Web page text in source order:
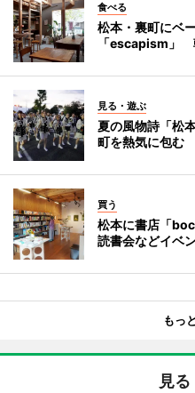
食べる
松本・裏町にベ
「escapism」
見る・遊ぶ
夏の風物詩「松
町を熱気に包む
買う
松本に書店「
読書会などイベ
もっ
見